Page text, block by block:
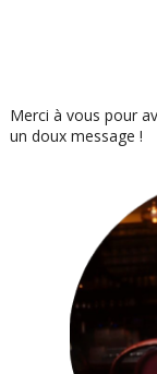
Merci à vous pour
un doux message !